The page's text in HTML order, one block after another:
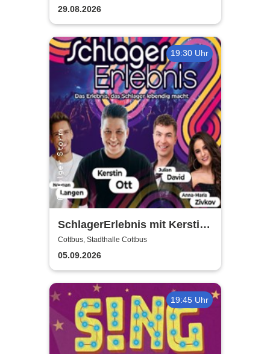
29.08.2026
19:30 Uhr
SchlagerErlebnis mit Kerstin
Ott u.v.a. - Kerstin Ott,
Norman Langen, Julian David
Cottbus, Stadthalle Cottbus
05.09.2026
19:45 Uhr